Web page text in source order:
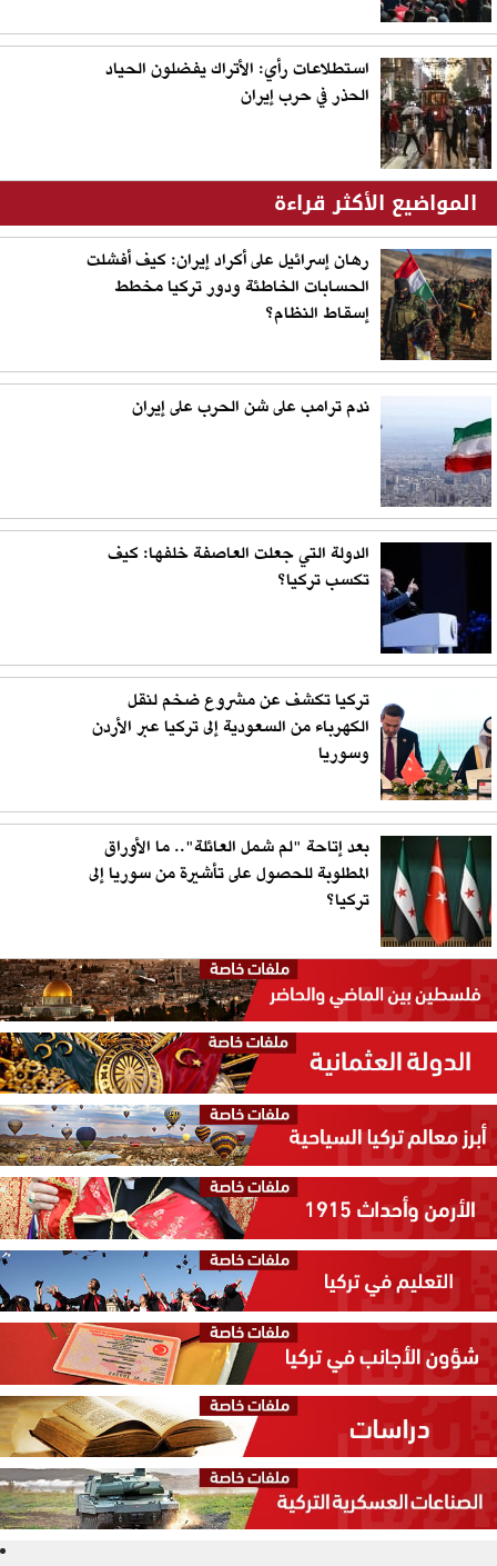
استطلاعات رأي: الأتراك يفضلون الحياد
الحذر في حرب إيران
المواضيع الأكثر قراءة
رهان إسرائيل على أكراد إيران: كيف أفشلت
الحسابات الخاطئة ودور تركيا مخطط
إسقاط النظام؟
ندم ترامب على شن الحرب على إيران
الدولة التي جعلت العاصفة خلفها: كيف
تكسب تركيا؟
تركيا تكشف عن مشروع ضخم لنقل
الكهرباء من السعودية إلى تركيا عبر الأردن
وسوريا
بعد إتاحة "لم شمل العائلة".. ما الأوراق
المطلوبة للحصول على تأشيرة من سوريا إلى
تركيا؟